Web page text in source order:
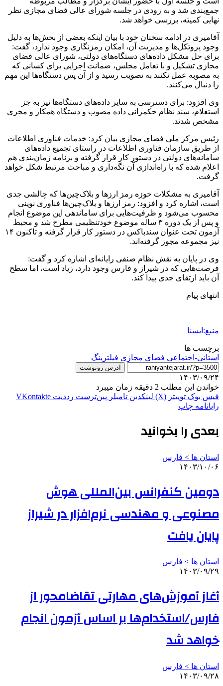
جمع‌بندی شد و به زودی در جلسه شورای عالی فضای مجازی نظر
نهایی کمیته، بررسی خواهد شد.
آقامیری در ادامه سخنان خود با بیان اینکه بعضی از بخش‌ها به دلیل
وجود پروتکل‌ها و مدیریت آن، امکان رمزنگاری وجود ندارد، گفت:
برای حل مشکل داده‌های دستگاه‌های دولتی، شورای عالی فضای
مجازی تشکیل و با تعامل مجلس، ضمانت اجرایی برای کسانی که
به مصوبه عمل نکنند به تصویب رسید و از آن پس دستگاه‌ها این مهم
را دنبال می‌کنند.
وی افزود: برای دسترسی به سایر داده‌های دستگاه‌ها نیز به جز
استعلام، سند نظام حکمرانی داده مصوب و دستگاه همکار و مجری
مشخص شدند.
رئیس مرکز ملی فضای مجازی بیان کرد: خدمات فناوری اطلاعات
از طریق سازمان فناوری اطلاعات در راستای تجمیع داده‌های
سامانه‌های دولتی در دستور کار قرار گرفته و برنامه زمان‌بندی هم
اعلام شده که با راه‌اندازی آن نگه‌داری و مباحث مرتبط شکل خواهد
گرفت.
آقامیری به مشکلات حوزه رمز ارزها و بلاک‌چین‌ها که چالشی جدی
است، اشاره کرد و افزود: رمز ارزها و بلاک‌چین‌ها فناوری نوینی
محسوب می‌شود و ظرفیت‌هایی برای ساماندهی این موضوع انجام
و پس از یک دوره ۳ ساله موضوع خودتنظیمی مطرح شد و محیط
آزمون تحت عنوان سندباکس در دستور کار قرار گرفته و تاکنون ۱۴
نیز مجموعه مجوز گرفته‌اند.
وی در پایان به نقش نظام صنفی رایانه‌ای اشاره کرد و گفت:
فرصت‌هایی که در شیراز و فارس وجود دارد، زیاد است، اما سطح
آن باید ارتقای جدی پیدا کند.
انتهای پیام
منبع:ایسنا
برچسب ها
استانی-اجتماعی فضای مجازی فيلترينگ
آدرس رونوشت
۱۴۰۳/۰۹/۲۴
خواندن این مطلب 2 دقیقه زمان میبرد
فیس بوک توییتر (X) لینکدین ‫تامبلر ‫پین‌ترست ‫رددیت ‫VKontakte
رایانامه چاپ
بعدی را بخوانید
استان ها > فارس
۱۴۰۳/۱۰/۰۶
دومین کنفرانس بین‌المللی هوش
مصنوعی و مهندسی نرم‌افزار در شیراز
پایان یافت
استان ها > فارس
۱۴۰۳/۰۹/۲۹
آغاز آموزش‌های مهارتی تقاضامحور از
فارس/استخدام‌ها بر اساس آزمون انجام
خواهد شد
استان ها > فارس
۱۴۰۳/۰۹/۲۸